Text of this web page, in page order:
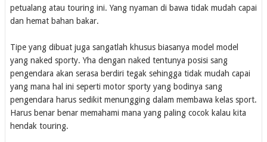
petualang atau touring ini. Yang nyaman di bawa tidak mudah capai
dan hemat bahan bakar.
Tipe yang dibuat juga sangatlah khusus biasanya model model
yang naked sporty. Yha dengan naked tentunya posisi sang
pengendara akan serasa berdiri tegak sehingga tidak mudah capai
yang mana hal ini seperti motor sporty yang bodinya sang
pengendara harus sedikit menungging dalam membawa kelas sport.
Harus benar benar memahami mana yang paling cocok kalau kita
hendak touring.